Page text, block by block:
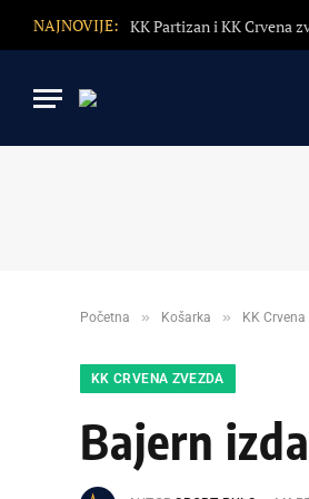
NAJNOVIJE:
Početna » Košarka » KK
KK CRVENA ZVEZDA
Bajern